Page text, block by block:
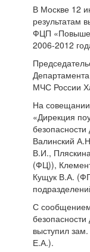
В Москве 12
результатам
ФЦП
2006-2012
МЧС России
На
«Дирекция
Валинский
В.И.,
(ФЦ)),
Кущук В.А.
С
выступил
Е.А.).